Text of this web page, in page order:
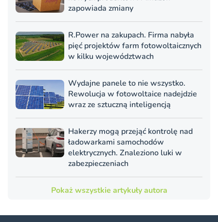
zapowiada zmiany
R.Power na zakupach. Firma nabyła
pięć projektów farm fotowoltaicznych
w kilku województwach
Wydajne panele to nie wszystko.
Rewolucja w fotowoltaice nadejdzie
wraz ze sztuczną inteligencją
Hakerzy mogą przejąć kontrolę nad
ładowarkami samochodów
elektrycznych. Znaleziono luki w
zabezpieczeniach
Pokaż wszystkie artykuły autora